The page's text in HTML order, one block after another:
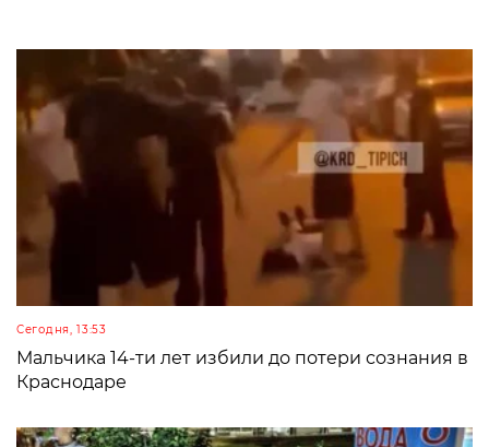
Сегодня, 13:53
Мальчика 14-ти лет избили до потери сознания в
Краснодаре